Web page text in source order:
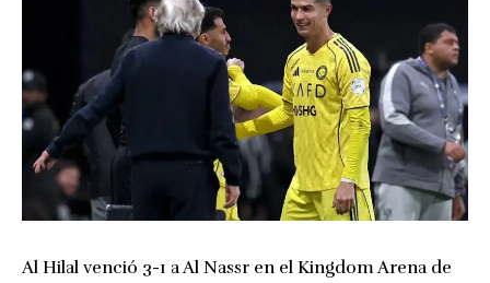
Al Hilal venció 3-1 a Al Nassr en el Kingdom Arena de